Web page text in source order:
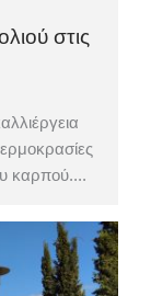
στις
καρπού....